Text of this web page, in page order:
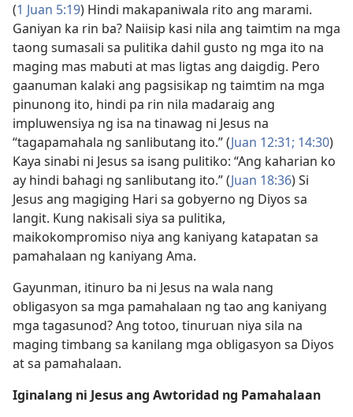
(1 Juan 5:19) Hindi makapaniwala rito ang marami.
Ganiyan ka rin ba? Naiisip kasi nila ang taimtim na mga
taong sumasali sa pulitika dahil gusto ng mga ito na
maging mas mabuti at mas ligtas ang daigdig. Pero
gaanuman kalaki ang pagsisikap ng taimtim na mga
pinunong ito, hindi pa rin nila madaraig ang
impluwensiya ng isa na tinawag ni Jesus na
“tagapamahala ng sanlibutang ito.” (Juan 12:31; 14:30)
Kaya sinabi ni Jesus sa isang pulitiko: “Ang kaharian ko
ay hindi bahagi ng sanlibutang ito.” (Juan 18:36) Si
Jesus ang magiging Hari sa gobyerno ng Diyos sa
langit. Kung nakisali siya sa pulitika,
maikokompromiso niya ang kaniyang katapatan sa
pamahalaan ng kaniyang Ama.
Gayunman, itinuro ba ni Jesus na wala nang
obligasyon sa mga pamahalaan ng tao ang kaniyang
mga tagasunod? Ang totoo, tinuruan niya sila na
maging timbang sa kanilang mga obligasyon sa Diyos
at sa pamahalaan.
Iginalang ni Jesus ang Awtoridad ng Pamahalaan